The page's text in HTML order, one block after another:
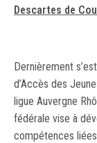
Descartes de
Dernièrement
d’Accès des
ligue Auvergne
fédérale vise à
compétences liées